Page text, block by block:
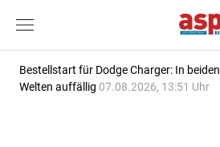
Bestellstart für Dodge Charger: In beiden
Welten auffällig 07.08.2026, 13:51 Uhr